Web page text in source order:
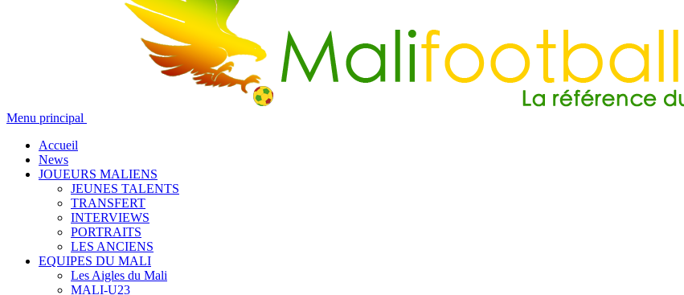
Menu principal
Accueil
News
JOUEURS MALIENS
JEUNES TALENTS
TRANSFERT
INTERVIEWS
PORTRAITS
LES ANCIENS
EQUIPES DU MALI
Les Aigles du Mali
MALI-U23